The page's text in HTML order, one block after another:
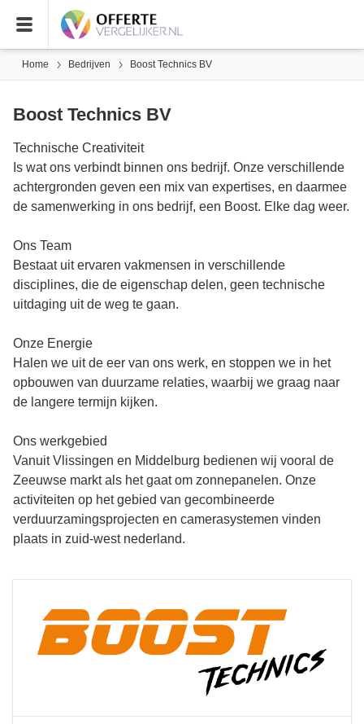
Home Bedrijven Boost Technics BV
Boost Technics BV
Technische Creativiteit
Is wat ons verbindt binnen ons bedrijf. Onze verschillende
achtergronden geven een mix van expertises, en daarmee
de samenwerking in ons bedrijf, een Boost. Elke dag weer.
Ons Team
Bestaat uit ervaren vakmensen in verschillende
disciplines, die de eigenschap delen, geen technische
uitdaging uit de weg te gaan.
Onze Energie
Halen we uit de eer van ons werk, en stoppen we in het
opbouwen van duurzame relaties, waarbij we graag naar
de langere termijn kijken.
Ons werkgebied
Vanuit Vlissingen en Middelburg bedienen wij vooral de
Zeeuwse markt als het gaat om zonnepanelen. Onze
activiteiten op het gebied van gecombineerde
verduurzamingsprojecten en camerasystemen vinden
plaats in zuid-west nederland.